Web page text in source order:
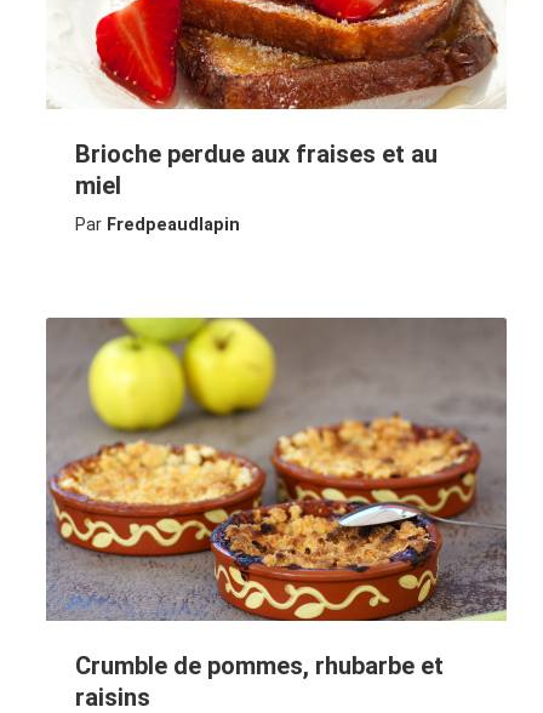
Brioche perdue aux fraises et au
miel
Par Fredpeaudlapin
Crumble de pommes, rhubarbe et
raisins